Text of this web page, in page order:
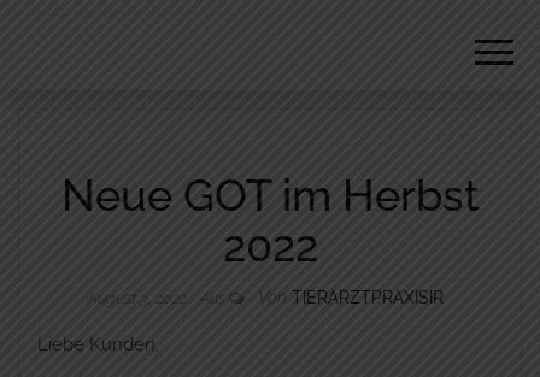
Neue GOT im Herbst
2022
August 3, 2022 Aus Von TIERARZTPRAXISIR
Liebe Kunden,